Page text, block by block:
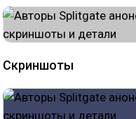
Скриншоты